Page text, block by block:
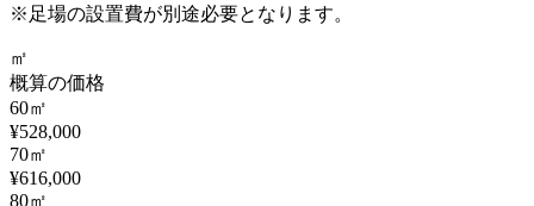
※足場の設置費が別途必要となります。
㎡
概算の価格
60㎡
¥528,000
70㎡
¥616,000
80㎡